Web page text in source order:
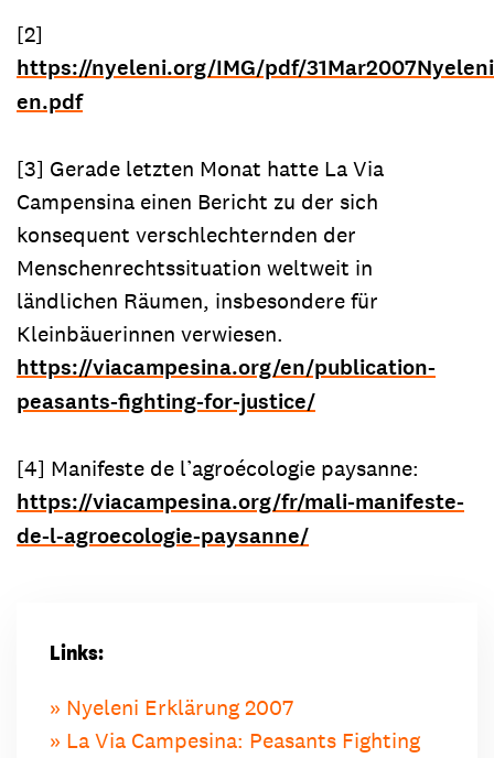
[2]
https://nyeleni.org/IMG/pdf/
en.pdf
[3] Gerade letzten Monat hatte La Via
Campensina einen Bericht zu der sich
konsequent verschlechternden der
Menschenrechtssituation weltweit in
ländlichen Räumen, insbesondere für
Kleinbäuerinnen verwiesen.
https://viacampesina.org/en/publication-
peasants-fighting-for-justice/
[4] Manifeste de l’agroécologie paysanne:
https://viacampesina.org/fr/mali-manifeste-
de-l-agroecologie-paysanne/
Links:
Nyeleni Erklärung 2007
La Via Campesina: Peasants Fighting